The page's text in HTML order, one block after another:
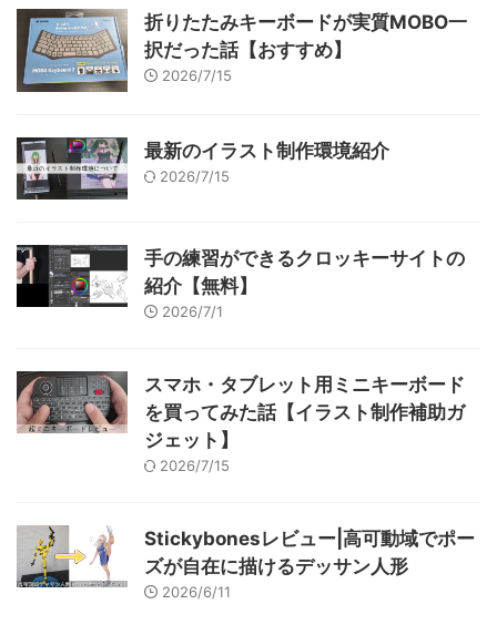
折りたたみキーボードが実質MOBO一
択だった話【おすすめ】
2026/7/15
最新のイラスト制作環境紹介
2026/7/15
手の練習ができるクロッキーサイトの
紹介【無料】
2026/7/1
スマホ・タブレット用ミニキーボード
を買ってみた話【イラスト制作補助ガ
ジェット】
2026/7/15
Stickybonesレビュー|高可動域でポー
ズが自在に描けるデッサン人形
2026/6/11